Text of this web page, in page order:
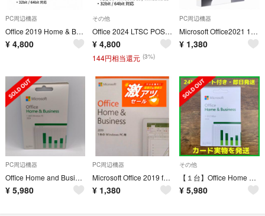
PC周辺機器
Office 2019 Home & Business 【永続版】
¥ 4,800
その他
Office 2024 LTSC POSAカード版｜Win対応
¥ 4,800
144円相当還元 (3%)
PC周辺機器
Microsoft Office2021 1PC for Mac 最新OSに対応
¥ 1,380
PC周辺機器
Office Home and Business 2024 1PCオンライン認証
¥ 5,980
PC周辺機器
Microsoft Office 2019 for Win 1PC
¥ 1,380
その他
【１台】Office Home & Business 2024 for Mac
¥ 5,980